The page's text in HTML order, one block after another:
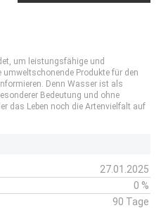
um leistungsfähige und
Produkte für den
Denn Wasser ist als
Bedeutung und ohne
das Leben noch die Artenvielfalt auf
27.01.2025
0 %
90 Tage